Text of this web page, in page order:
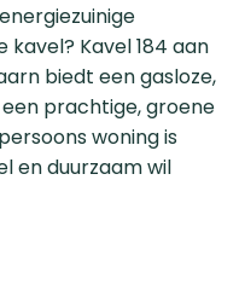
Kavel 184 aan
biedt een gasloze,
prachtige, groene
woning is
en duurzaam wil